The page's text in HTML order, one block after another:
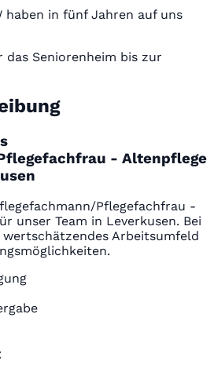
haben in fünf Jahren auf uns
das Seniorenheim bis zur
- Altenpflege
Pflegefachfrau -
unser Team in Leverkusen. Bei
Arbeitsumfeld